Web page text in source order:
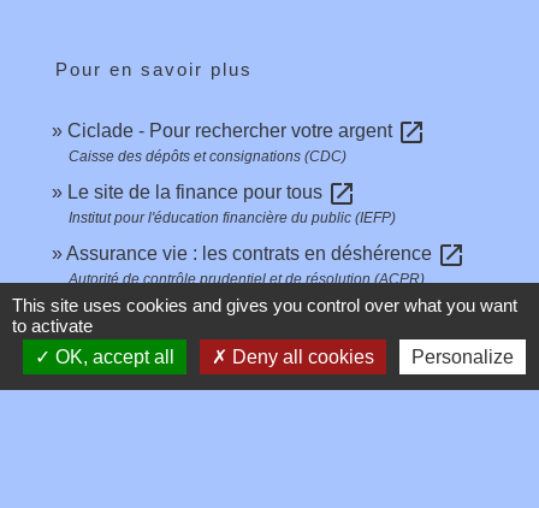
Pour en savoir plus
Ciclade - Pour rechercher votre argent open_in_new
Caisse des dépôts et consignations (CDC)
Le site de la finance pour tous open_in_new
Institut pour l'éducation financière du public (IEFP)
Assurance vie : les contrats en déshérence open_in_new
Autorité de contrôle prudentiel et de résolution (ACPR)
La fin du contrat d'assurance vieopen_in_new
Autorité de contrôle prudentiel et de résolution (ACPR)
This site uses cookies and gives you control over what you want
to activate
OK, accept all
Deny all cookies Personalize